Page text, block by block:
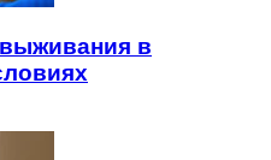
в